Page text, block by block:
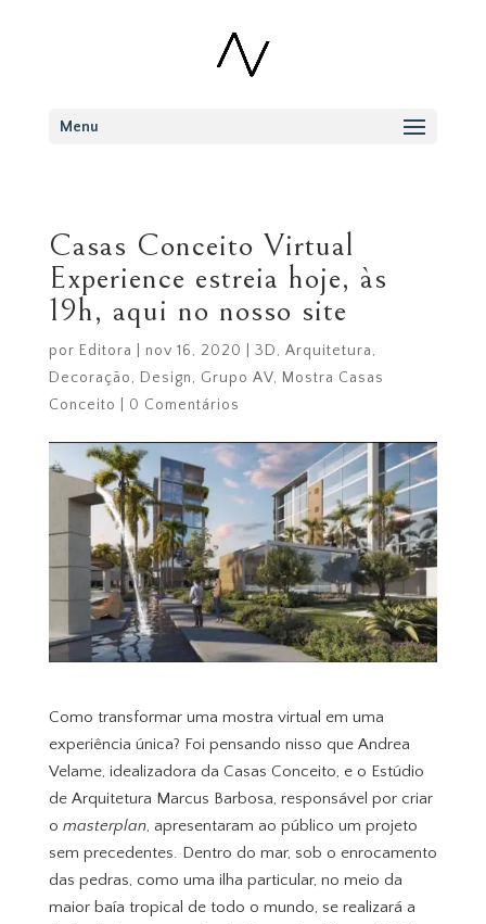
Menu
Casas Conceito Virtual
Experience estreia hoje, às
19h, aqui no nosso site
por Editora nov 16, 2020 3D, Arquitetura,
Decoração, Design, Grupo AV, Mostra Casas
Conceito
0 Comentários
Como transformar uma mostra virtual em uma
experiência única? Foi pensando nisso que Andrea
Velame, idealizadora da Casas Conceito, e o Estúdio
de Arquitetura Marcus Barbosa, responsável por criar
o masterplan, apresentaram ao público um projeto
sem precedentes. Dentro do mar, sob o enrocamento
das pedras, como uma ilha particular, no meio da
maior baía tropical de todo o mundo, se realizará a